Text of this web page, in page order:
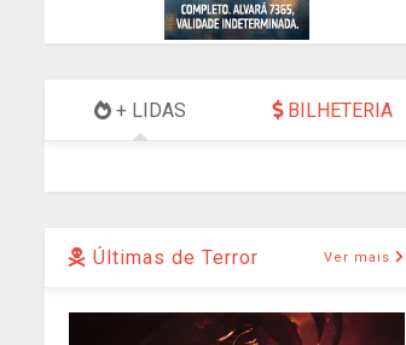
+ LIDAS BILHETERIA
Últimas de Terror Ver mais